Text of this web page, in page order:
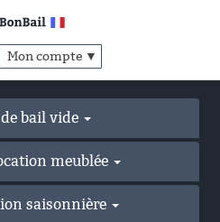
Mon compte ▼
bail vide
meublée
saisonnière